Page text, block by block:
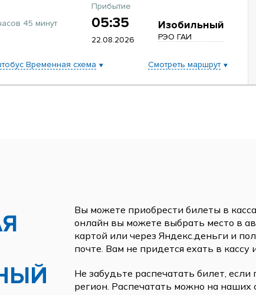
45 минут
Прибытие
05:35
22.08.2026
Изобильный
РЭО ГАИ
Временная схема Смотреть маршрут
Вы можете приобрести билеты в
онлайн вы можете выбрать место в
картой или через Яндекс.деньги и
почте. Вам не придется ехать в кассу
Не забудьте распечатать билет, если
регион. Распечатать можно на наших